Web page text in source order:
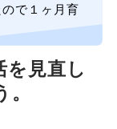
で１ヶ月育
を見直し